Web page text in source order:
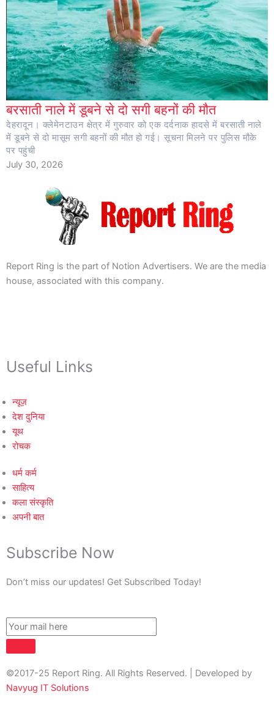
बरसाती नाले में डूबने से दो सगी बहनों की मौत
देहरादून। क्लेमेनटाउन क्षेत्र में गुरुवार को एक दर्दनाक हादसे में बरसाती नाले
में डूबने से दो मासूम सगी बहनों की मौत हो गई। सूचना मिलने पर पुलिस मौके
पर पहुंची
July 30, 2026
Report Ring is the part of Notion Advertisers. We are the media
house, associated with this company.
Useful Links
न्यूज़
देश दुनिया
यूथ
रोचक
धर्म कर्म
साहित्य
कला संस्कृति
अपनी बात
Subscribe Now
Don’t miss our updates! Get Subscribed Today!
©2017-25 Report Ring. All Rights Reserved. | Developed by
Navyug IT Solutions